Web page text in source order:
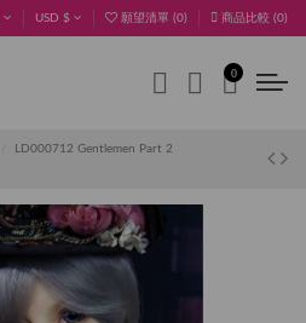
USD $ 願望清單 (0) 商品比較 (0)
0
LD000712 Gentlemen Part 2